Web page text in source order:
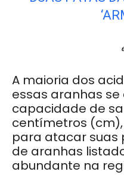
A maioria dos
essas aranhas
capacidade de
centímetros
para atacar suas
de aranhas
abundante na